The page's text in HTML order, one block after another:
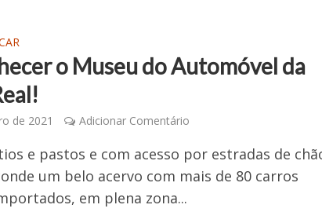
o Museu do Automóvel da
de 2021 Adicionar Comentário
e pastos e com acesso por estradas de
um belo acervo com mais de 80 carros
em plena zona...